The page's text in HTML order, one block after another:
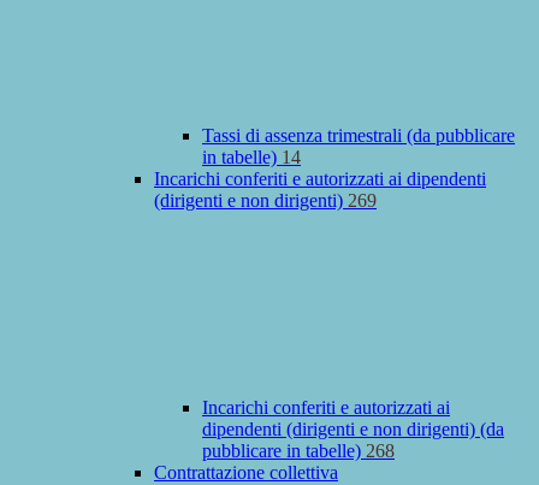
Tassi di assenza trimestrali (da pubblicare
in tabelle) 14
Incarichi conferiti e autorizzati ai dipendenti
(dirigenti e non dirigenti) 269
Incarichi conferiti e autorizzati ai
dipendenti (dirigenti e non dirigenti) (da
pubblicare in tabelle) 268
Contrattazione collettiva